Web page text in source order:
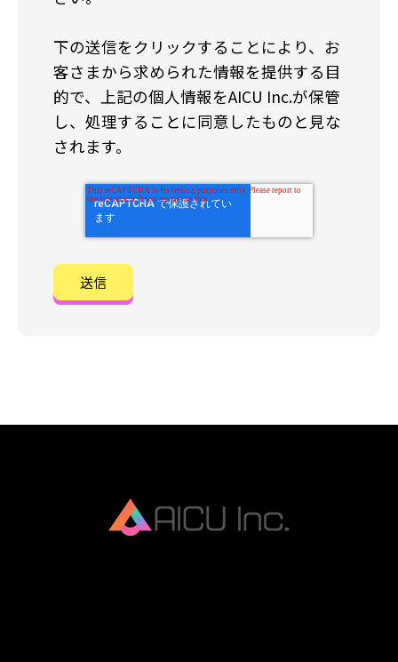
下の送信をクリックすることにより、お
客さまから求められた情報を提供する目
的で、上記の個人情報をAICU Inc.が保管
し、処理することに同意したものと見な
されます。